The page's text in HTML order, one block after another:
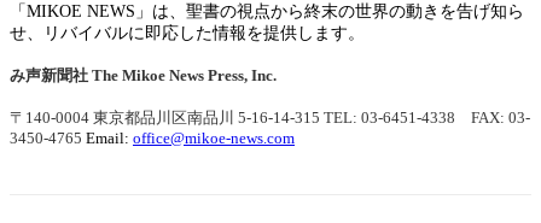
「MIKOE NEWS」は、聖書の視点から終末の世界の動きを告げ知ら
せ、リバイバルに即応した情報を提供します。
み声新聞社 The Mikoe News Press, Inc.
〒140-0004 東京都品川区南品川 5-16-14-315 TEL: 03-6451-4338 FAX: 03-
3450-4765 Email: office@mikoe-news.com